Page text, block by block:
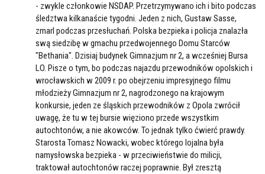
- zwykle członkowie NSDAP. Przetrzymywano ich i bito podczas
śledztwa kilkanaście tygodni. Jeden z nich, Gustaw Sasse,
zmarl podczas przesłuchań. Polska bezpieka i policja znalazła
swą siedzibę w gmachu przedwojennego Domu Starców
"Bethania". Dzisiaj budynek Gimnazjum nr 2, a wcześniej Bursa
LO. Pisze o tym, bo podczas najazdu przewodników opolskich i
wrocławskich w 2009 r. po obejrzeniu impresyjnego filmu
młodzieży Gimnazjum nr 2, nagrodzonego na krajowym
konkursie, jeden ze śląskich przewodników z Opola zwrócił
uwagę, że tu w tej bursie więziono przede wszystkim
autochtonów, a nie akowców. To jednak tylko ćwierć prawdy.
Starosta Tomasz Nowacki, wobec którego lojalna była
namysłowska bezpieka - w przeciwieństwie do milicji,
traktował autochtonów raczej poprawnie. Był zresztą